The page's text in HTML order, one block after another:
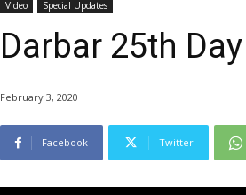
Video Special Updates
Darbar 25th
February 3, 2020
Facebook Twitter